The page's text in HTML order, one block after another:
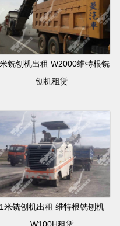
铣刨机出租 W2000维特根铣
刨机租赁
1米铣刨机出租 维特根铣刨机
W100H租赁